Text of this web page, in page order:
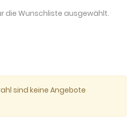
die Wunschliste ausgewählt.
sind keine Angebote